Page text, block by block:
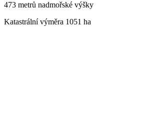
473 metrů nadmořské výšky
Katastrální výměra 1051 ha